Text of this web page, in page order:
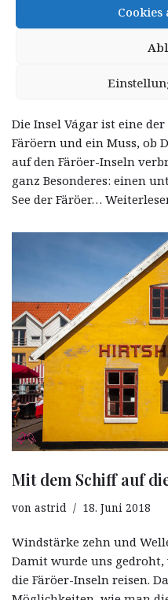
15. Mai 2021
Die Insel Vágar ist eine
Färöern und ein Muss, ob
auf den Färöer-Inseln
ganz Besonderes: einen
See der Färöer…
Mit dem Schiff auf
von astrid 18. Juni 2018
Windstärke zehn und
Damit wurde uns
die Färöer-Inseln reisen.